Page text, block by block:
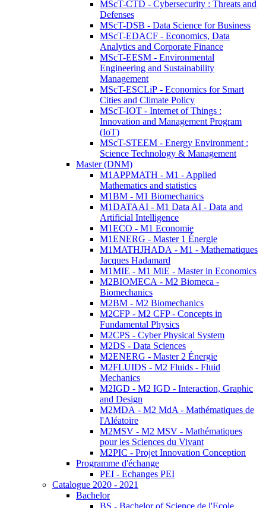
MScT-CTD - Cybersecurity : Threats and
Defenses
MScT-DSB - Data Science for Business
MScT-EDACF - Economics, Data
Analytics and Corporate Finance
MScT-EESM - Environmental
Engineering and Sustainability
Management
MScT-ESCLiP - Economics for Smart
Cities and Climate Policy
MScT-IOT - Internet of Things :
Innovation and Management Program
(IoT)
MScT-STEEM - Energy Environment :
Science Technology & Management
Master (DNM)
M1APPMATH - M1 - Applied
Mathematics and statistics
M1BM - M1 Biomechanics
M1DATAAI - M1 Data AI - Data and
Artificial Intelligence
M1ECO - M1 Economie
M1ENERG - Master 1 Énergie
M1MATHJHADA - M1 - Mathematiques
Jacques Hadamard
M1MIE - M1 MiE - Master in Economics
M2BIOMECA - M2 Biomeca -
Biomechanics
M2BM - M2 Biomechanics
M2CFP - M2 CFP - Concepts in
Fundamental Physics
M2CPS - Cyber Physical System
M2DS - Data Sciences
M2ENERG - Master 2 Énergie
M2FLUIDS - M2 Fluids - Fluid
Mechanics
M2IGD - M2 IGD - Interaction, Graphic
and Design
M2MDA - M2 MdA - Mathématiques de
l'Aléatoire
M2MSV - M2 MSV - Mathématiques
pour les Sciences du Vivant
M2PIC - Projet Innovation Conception
Programme d'échange
PEI - Echanges PEI
Catalogue 2020 - 2021
Bachelor
BS - Bachelor of Science de l'Ecole